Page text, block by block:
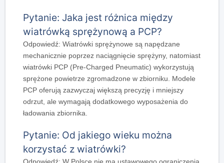
Pytanie: Jaka jest różnica między
wiatrówką sprężynową a PCP?
Odpowiedź: Wiatrówki sprężynowe są napędzane
mechanicznie poprzez naciągnięcie sprężyny, natomiast
wiatrówki PCP (Pre-Charged Pneumatic) wykorzystują
sprężone powietrze zgromadzone w zbiorniku. Modele
PCP oferują zazwyczaj większą precyzję i mniejszy
odrzut, ale wymagają dodatkowego wyposażenia do
ładowania zbiornika.
Pytanie: Od jakiego wieku można
korzystać z wiatrówki?
Odpowiedź: W Polsce nie ma ustawowego ograniczenia